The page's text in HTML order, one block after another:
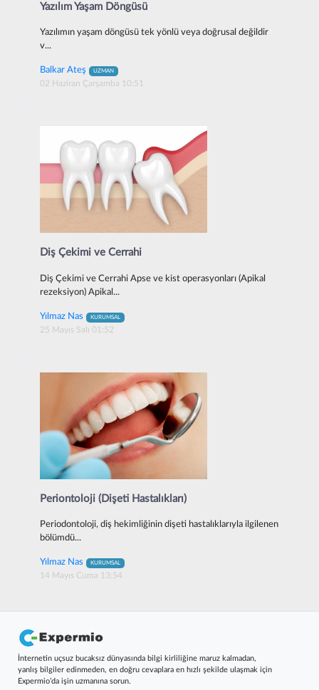
Yazılım Yaşam Döngüsü
Yazılımın yaşam döngüsü tek yönlü veya doğrusal değildir
v...
Balkar Ateş UZMAN
02 Haziran Çarşamba 10:51
Diş Çekimi ve Cerrahi
Diş Çekimi ve Cerrahi Apse ve kist operasyonları (Apikal
rezeksiyon) Apikal...
Yılmaz Nas KURUMSAL
25 Mayıs Salı 01:52
Periontoloji (Dişeti Hastalıkları)
Periodontoloji, diş hekimliğinin dişeti hastalıklarıyla ilgilenen
bölümdü...
Yılmaz Nas KURUMSAL
14 Mayıs Cuma 13:54
İnternetin uçsuz bucaksız dünyasında bilgi kirliliğine maruz kalmadan,
yanlış bilgiler edinmeden, en doğru cevaplara en hızlı şekilde ulaşmak için
Expermio’da işin uzmanına sorun.